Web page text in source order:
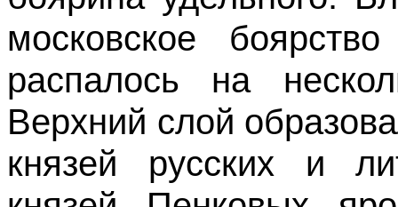
московское
распалось на
Верхний слой
князей русских и